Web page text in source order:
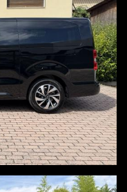
ripiegabili elettricamente
ESCLUSIVAMENTE CON